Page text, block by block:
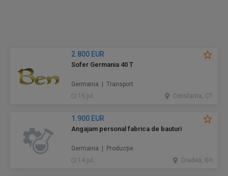
2.800 EUR
Sofer Germania 40 T
Germania | Transport
15 jul.
Constanta, CT
1.900 EUR
Angajam personal fabrica de bauturi
Germania | Producție
14 jul.
Oradea, BH